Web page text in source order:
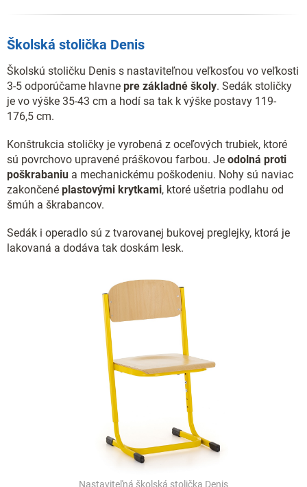
Školská stolička Denis
Školskú stoličku Denis s nastaviteľnou veľkosťou vo veľkosti
3-5 odporúčame hlavne pre základné školy. Sedák stoličky
je vo výške 35-43 cm a hodí sa tak k výške postavy 119-
176,5 cm.
Konštrukcia stoličky je vyrobená z oceľových trubiek, ktoré
sú povrchovo upravené práškovou farbou. Je odolná proti
poškrabaniu a mechanickému poškodeniu. Nohy sú naviac
zakončené plastovými krytkami, ktoré ušetria podlahu od
šmúh a škrabancov.
Sedák i operadlo sú z tvarovanej bukovej preglejky, ktorá je
lakovaná a dodáva tak doskám lesk.
Nastaviteľná školská stolička Denis